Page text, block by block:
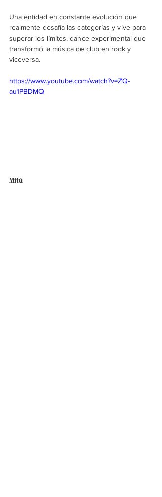
Una entidad en constante evolución que
realmente desafía las categorías y vive para
superar los límites, dance experimental que
transformó la música de club en rock y
viceversa.
https://www.youtube.com/watch?v=ZQ-
au1PBDMQ
Mitú